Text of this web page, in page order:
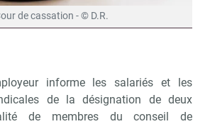
de cassation - © D.R.
informe les salariés et les
de la désignation de deux
de membres du conseil de